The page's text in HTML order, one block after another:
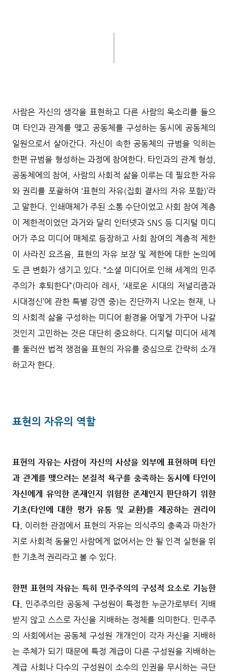
사람은 자신의 생각을 표현하고 다른 사람의 목소리를 들으
며 타인과 관계를 맺고 공동체를 구성하는 동시에 공동체의
일원으로서 살아간다. 자신이 속한 공동체의 규범을 익히는
한편 규범을 형성하는 과정에 참여한다. 타인과의 관계 형성,
공동체에의 참여, 사람의 사회적 삶을 이루는 데 필요한 자유
와 권리를 포괄하여 ‘표현의 자유(집회 결사의 자유 포함)’라
고 말한다. 인쇄매체가 주된 소통 수단이었고 사회 참여 계층
이 제한적이었던 과거와 달리 인터넷과 SNS 등 디지털 미디
어가 주요 미디어 매체로 등장하고 사회 참여의 계층적 제한
이 사라진 요즈음, 표현의 자유 보장 및 제한에 대한 논의에
도 큰 변화가 생기고 있다. “소셜 미디어로 인해 세계의 민주
주의가 후퇴한다”(마리아 레사, ‘새로운 시대의 저널리즘과
시대정신’에 관한 특별 강연 중)는 진단까지 나오는 현재, 나
의 사회적 삶을 구성하는 미디어 환경을 어떻게 가꾸어 나갈
것인지 고민하는 것은 대단히 중요하다. 디지털 미디어 세계
를 둘러싼 법적 쟁점을 표현의 자유를 중심으로 간략히 소개
하고자 한다.
표현의 자유의 역할
표현의 자유는 사람이 자신의 사상을 외부에 표현하며 타인
과 관계를 맺으려는 본질적 욕구를 충족하는 동시에 타인이
자신에게 유익한 존재인지 위험한 존재인지 판단하기 위한
기초(타인에 대한 평가 유통 및 교환)를 제공하는 권리이
다. 이러한 관점에서 표현의 자유는 의식주의 충족과 마찬가
지로 사회적 동물인 사람에게 없어서는 안 될 인격 실현을 위
한 기초적 권리라고 볼 수 있다.
한편 표현의 자유는 특히 민주주의의 구성적 요소로 기능한
다.
민주주의란 공동체 구성원이 특정한 누군가로부터 지배
받지 않고 스스로 자신을 지배하는 정체를 의미한다. 민주주
의 사회에서는 공동체 구성원 개개인이 각자 자신을 지배하
는 주체가 되기 때문에 특정 계급이 다른 구성원을 지배하는
계급 사회나 다수의 구성원이 소수의 인권을 무시하는 극단